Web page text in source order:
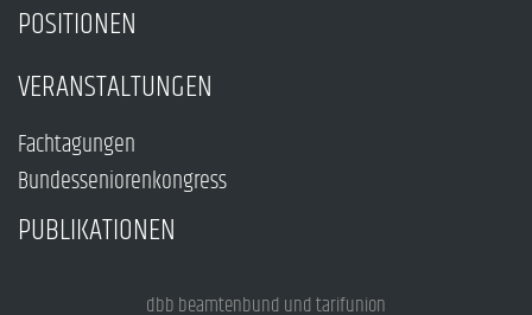
POSITIONEN
VERANSTALTUNGEN
Fachtagungen
Bundesseniorenkongress
PUBLIKATIONEN
dbb beamtenbund und tarifunion